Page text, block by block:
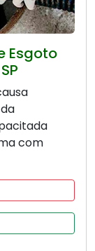
Esgoto
com